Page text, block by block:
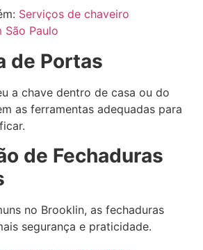
Serviços de chaveiro
São Paulo
de Portas
a chave dentro de casa ou do
as ferramentas adequadas para
de Fechaduras
no Brooklin, as fechaduras
segurança e praticidade.